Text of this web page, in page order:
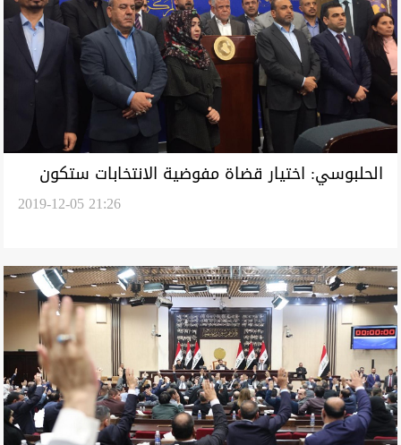
الحلبوسي: اختيار قضاة مفوضية الانتخابات ستكون
2019-12-05 21:26